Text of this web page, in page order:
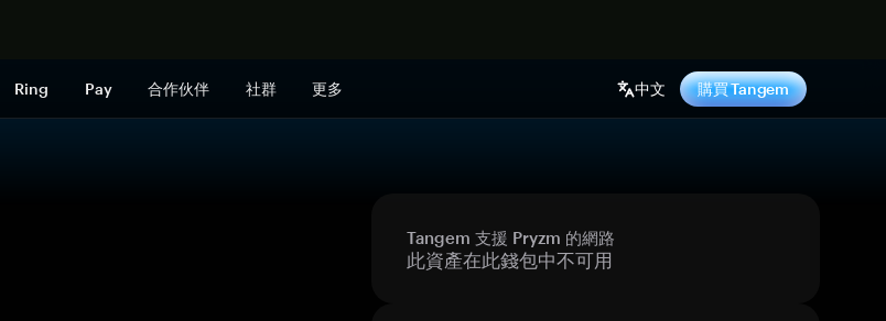
Ring Pay 合作伙伴 社群 更多 中文 購買 Tangem
Tangem 支援 Pryzm 的網路
此資產在此錢包中不可用